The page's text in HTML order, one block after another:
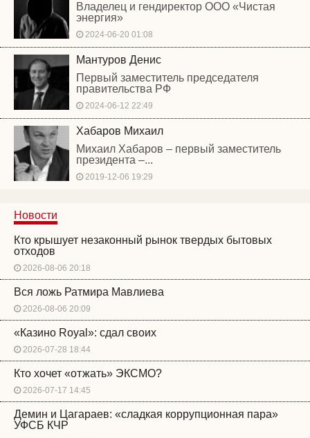
Владелец и гендиректор ООО «Чистая
энергия»
2024-06-20 01:08
Мантуров Денис
Первый заместитель председателя
правительства РФ
2024-06-12 22:49
Хабаров Михаил
Михаил Хабаров – первый заместитель
президента –...
2019-12-06 19:29
Новости
Кто крышует незаконный рынок твердых бытовых
отходов
2026-08-06 20:18
Вся ложь Ратмира Мавлиева
2026-08-06 20:09
«Казино Royal»: сдал своих
2026-07-28 18:44
Кто хочет «отжать» ЭКСМО?
2026-07-17 14:45
Демин и Цагараев: «сладкая коррупционная пара»
УФСБ КЧР